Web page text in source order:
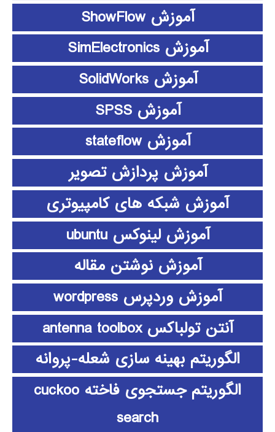
آموزش ShowFlow
آموزش SimElectronics
آموزش SolidWorks
آموزش SPSS
آموزش stateflow
آموزش پردازش تصویر
آموزش شبکه های کامپیوتری
آموزش لینوکس ubuntu
آموزش نوشتن مقاله
آموزش وردپرس wordpress
آنتن تولباکس antenna toolbox
الگوریتم بهینه سازی شعله-پروانه
الگوریتم جستجوی فاخته cuckoo
search